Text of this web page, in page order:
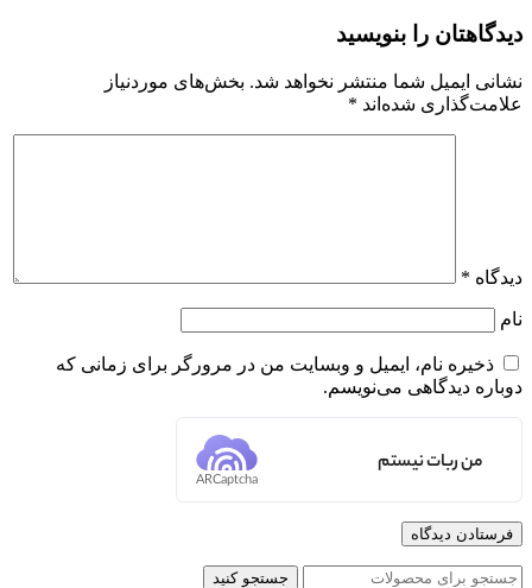
دیدگاهتان را بنویسید
نشانی ایمیل شما منتشر نخواهد شد. بخش‌های موردنیاز
علامت‌گذاری شده‌اند *
دیدگاه *
نام
ذخیره نام، ایمیل و وبسایت من در مرورگر برای زمانی که
دوباره دیدگاهی می‌نویسم.
من ربات نیستم
ARCaptcha
جستجو کنید